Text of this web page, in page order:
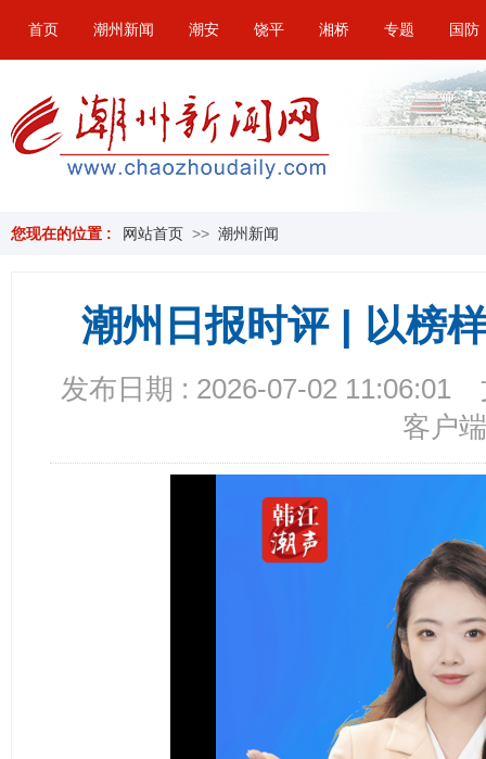
首页 潮州新闻 潮安 饶平 湘桥 专题 国防
您现在的位置 : 网站首页 >> 潮州新闻
潮州日报时评 | 以榜
发布日期 : 2026-07-02 11:06:01
客户端